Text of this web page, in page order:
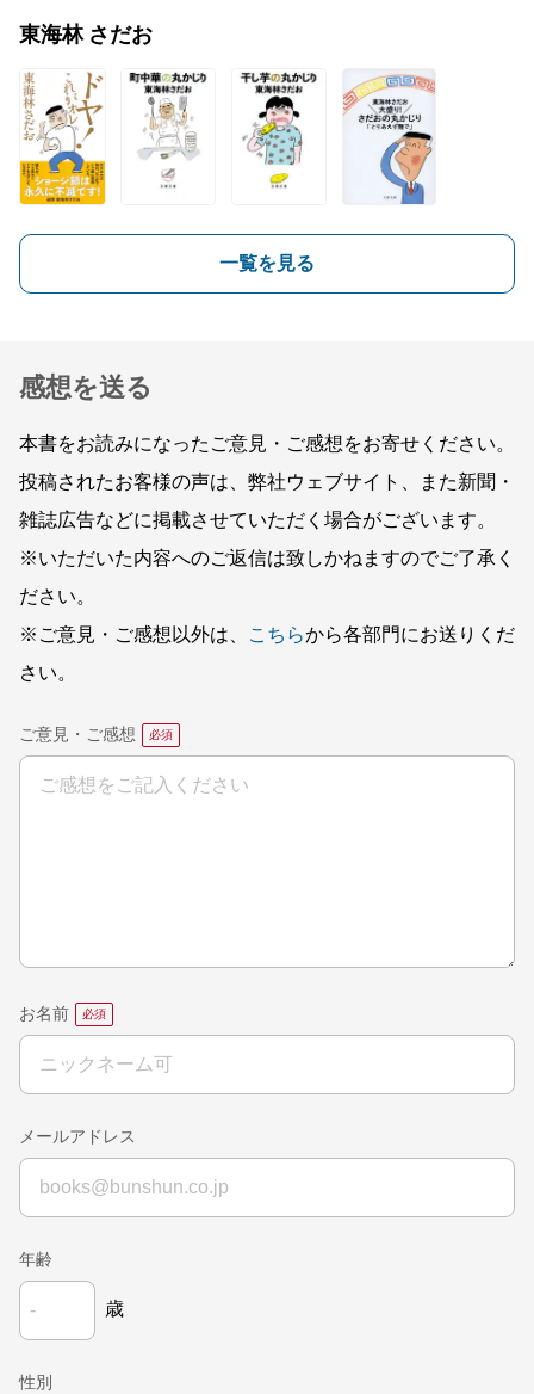
東海林 さだお
一覧を見る
感想を送る
本書をお読みになったご意見・ご感想をお寄せください。
投稿されたお客様の声は、弊社ウェブサイト、また新聞・
雑誌広告などに掲載させていただく場合がございます。
※いただいた内容へのご返信は致しかねますのでご了承く
ださい。
※ご意見・ご感想以外は、
こちらから各部門にお送りくだ
さい。
ご意見・ご感想
お名前
メールアドレス
年齢
歳
性別